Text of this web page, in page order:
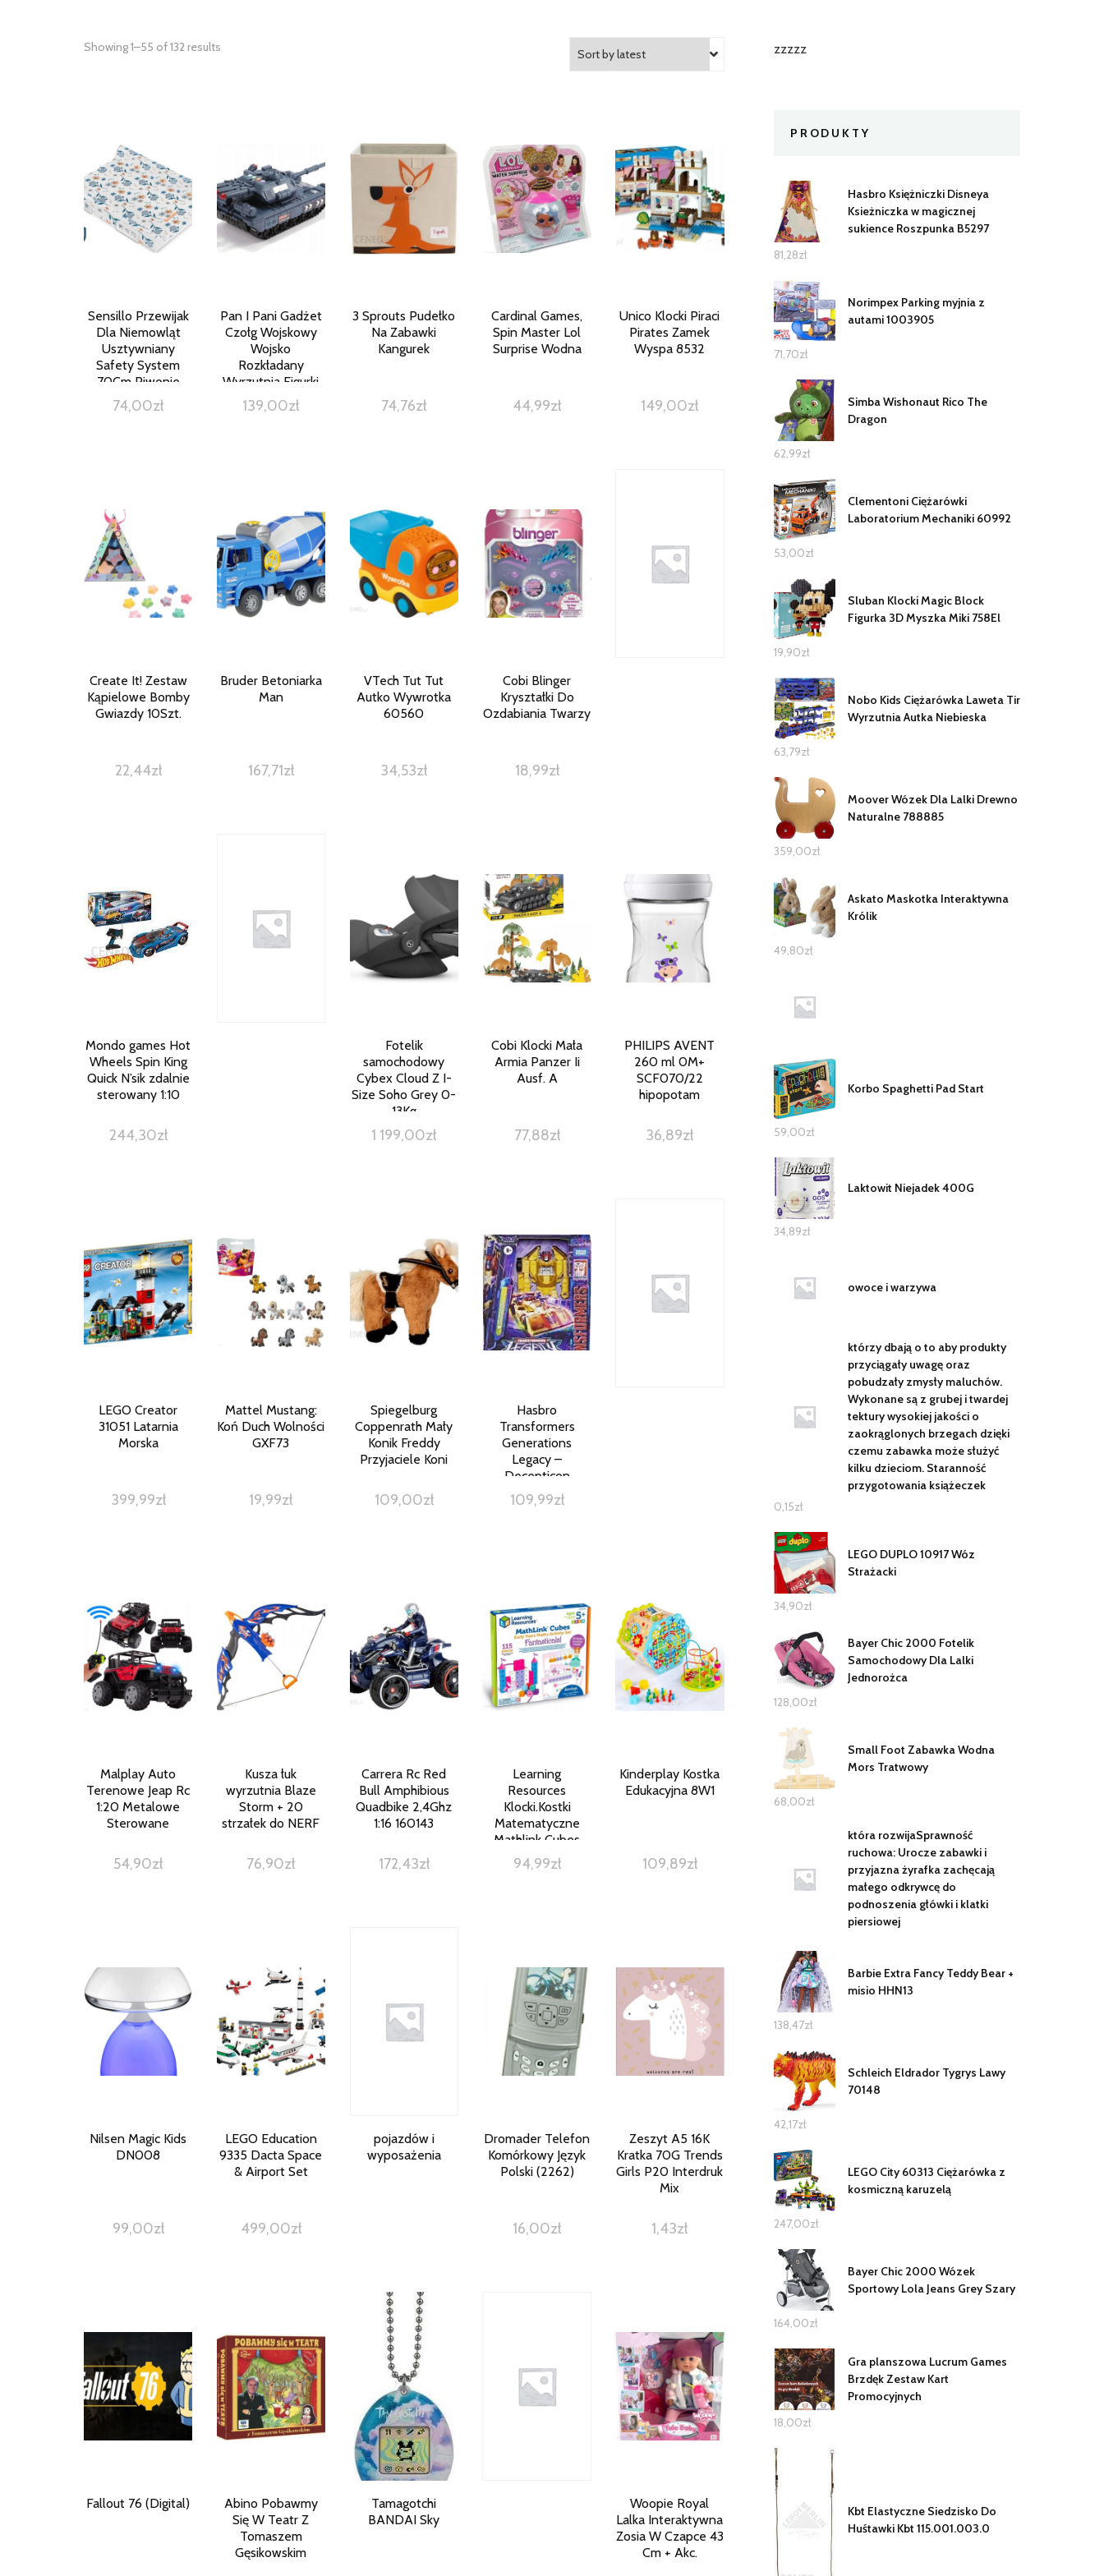
Showing 1–55 of 132 results
Sensillo Przewijak
Dla Niemowląt
Usztywniany
Safety System
70Cm Piwonie
Platynowy
74,00zł
Pan I Pani Gadżet
Czołg Wojskowy
Wojsko
Rozkładany
Wyrzutnia Figurki
139,00zł
3 Sprouts Pudełko
Na Zabawki
Kangurek
74,76zł
Cardinal Games,
Spin Master Lol
Surprise Wodna
44,99zł
Unico Klocki Piraci
Pirates Zamek
Wyspa 8532
149,00zł
Create It! Zestaw
Kąpielowe Bomby
Gwiazdy 10Szt.
22,44zł
Bruder Betoniarka
Man
167,71zł
VTech Tut Tut
Autko Wywrotka
60560
34,53zł
Cobi Blinger
Kryształki Do
Ozdabiania Twarzy
18,99zł
Mondo games Hot
Wheels Spin King
Quick N’sik zdalnie
sterowany 1:10
244,30zł
Fotelik
samochodowy
Cybex Cloud Z I-
Size Soho Grey 0-
13Kg
1 199,00zł
Cobi Klocki Mała
Armia Panzer Ii
Ausf. A
77,88zł
PHILIPS AVENT
260 ml 0M+
SCF070/22
hipopotam
36,89zł
LEGO Creator
31051 Latarnia
Morska
399,99zł
Mattel Mustang:
Koń Duch Wolności
GXF73
19,99zł
Spiegelburg
Coppenrath Mały
Konik Freddy
Przyjaciele Koni
109,00zł
Hasbro
Transformers
Generations
Legacy –
Decepticon
Dragstrip F3020
109,99zł
Malplay Auto
Terenowe Jeap Rc
1:20 Metalowe
Sterowane
54,90zł
Kusza łuk
wyrzutnia Blaze
Storm + 20
strzałek do NERF
76,90zł
Carrera Rc Red
Bull Amphibious
Quadbike 2,4Ghz
1:16 160143
172,43zł
Learning
Resources
Klocki.Kostki
Matematyczne
Mathlink Cubes
Fantazja
94,99zł
Kinderplay Kostka
Edukacyjna 8W1
109,89zł
Nilsen Magic Kids
DN008
99,00zł
LEGO Education
9335 Dacta Space
& Airport Set
499,00zł
pojazdów i
wyposażenia
Dromader Telefon
Komórkowy Język
Polski (2262)
16,00zł
Zeszyt A5 16K
Kratka 70G Trends
Girls P20 Interdruk
Mix
1,43zł
Fallout 76 (Digital)
Abino Pobawmy
Się W Teatr Z
Tomaszem
Gęsikowskim
Tamagotchi
BANDAI Sky
Woopie Royal
Lalka Interaktywna
Zosia W Czapce 43
Cm + Akc.
zzzzz
PRODUKTY
Hasbro Księżniczki Disneya
Ksieżniczka w magicznej
sukience Roszpunka B5297
81,28zł
Norimpex Parking myjnia z
autami 1003905
71,70zł
Simba Wishonaut Rico The
Dragon
62,99zł
Clementoni Ciężarówki
Laboratorium Mechaniki 60992
53,00zł
Sluban Klocki Magic Block
Figurka 3D Myszka Miki 758El
19,90zł
Nobo Kids Ciężarówka Laweta Tir
Wyrzutnia Autka Niebieska
63,79zł
Moover Wózek Dla Lalki Drewno
Naturalne 788885
359,00zł
Askato Maskotka Interaktywna
Królik
49,80zł
Korbo Spaghetti Pad Start
59,00zł
Laktowit Niejadek 400G
34,89zł
owoce i warzywa
którzy dbają o to aby produkty
przyciągały uwagę oraz
pobudzały zmysły maluchów.
Wykonane są z grubej i twardej
tektury wysokiej jakości o
zaokrąglonych brzegach dzięki
czemu zabawka może służyć
kilku dzieciom. Staranność
przygotowania książeczek
0,15zł
LEGO DUPLO 10917 Wóz
Strażacki
34,90zł
Bayer Chic 2000 Fotelik
Samochodowy Dla Lalki
Jednorożca
128,00zł
Small Foot Zabawka Wodna
Mors Tratwowy
68,00zł
która rozwijaSprawność
ruchowa: Urocze zabawki i
przyjazna żyrafka zachęcają
małego odkrywcę do
podnoszenia główki i klatki
piersiowej
Barbie Extra Fancy Teddy Bear +
misio HHN13
138,47zł
Schleich Eldrador Tygrys Lawy
70148
42,17zł
LEGO City 60313 Ciężarówka z
kosmiczną karuzelą
247,00zł
Bayer Chic 2000 Wózek
Sportowy Lola Jeans Grey Szary
164,00zł
Gra planszowa Lucrum Games
Brzdęk Zestaw Kart
Promocyjnych
18,00zł
Kbt Elastyczne Siedzisko Do
Huśtawki Kbt 115.001.003.0